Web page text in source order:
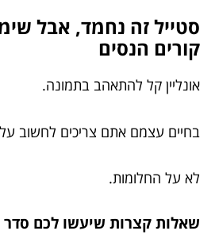
סטייל זה נחמד, אבל
קורים הנסים
אונליין קל להתאהב בתמונה.
בחיים עצמם אתם צריכים לחשוב
לא על החלומות.
שאלות קצרות שיעשו לכם